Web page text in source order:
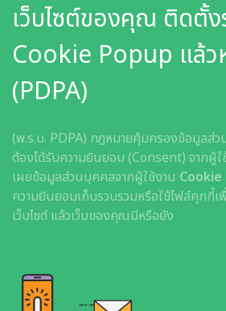
เว็บไซต์ของคุณ ติดตั้ง
Cookie Popup แล้ว
(PDPA)
(พ.ร.บ. PDPA) กฎหมายคุ้มครองข้อมูลส่ว
ต้องได้รับความยินยอม (Consent) จากผู้ใ
เผยข้อมูลส่วนบุคคลจากผู้ใช้งาน
ความยินยอมเก็บรวบรวมหรือใช้ไฟล์คุกกี้เ
เว็บไซต์ แล้วเว็บของคุณมีหรือยัง